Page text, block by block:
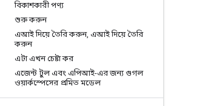
বিকাশকারী পণ্য
শুরু করুন
এআই দিয়ে তৈরি করুন, এআই দিয়ে তৈরি
করুন
এটা এখন চেষ্টা কর
এজেন্ট টুল এবং এপিআই-এর জন্য গুগল
ওয়ার্কস্পেসের প্রমিত মডেল